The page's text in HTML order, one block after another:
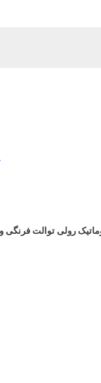
رولی توالت فرنگی